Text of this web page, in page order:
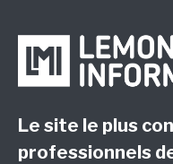
Le site le plus
professionnels